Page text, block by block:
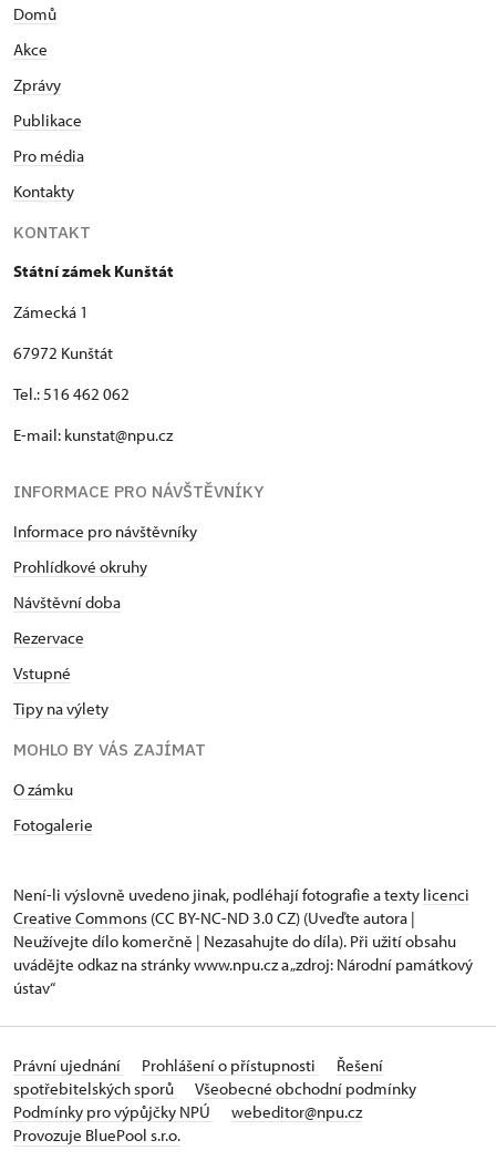
Domů
Akce
Zprávy
Publikace
Pro média
Kontakty
KONTAKT
Státní zámek Kunštát
Zámecká 1
67972 Kunštát
Tel.: 516 462 062
E-mail: kunstat@npu.cz
INFORMACE PRO NÁVŠTĚVNÍKY
Informace pro návštěvníky
Prohlídkové okruhy
Návštěvní doba
Rezervace
Vstupné
Tipy na výlety
MOHLO BY VÁS ZAJÍMAT
O zámku
Fotogalerie
Není-li výslovně uvedeno jinak, podléhají fotografie a texty licenci
Creative Commons (CC BY-NC-ND 3.0 CZ) (Uveďte autora |
Neužívejte dílo komerčně | Nezasahujte do díla). Při užití obsahu
uvádějte odkaz na stránky www.npu.cz a „zdroj: Národní památkový
ústav“
Právní ujednání Prohlášení o přístupnosti
Řešení
spotřebitelských sporů
Všeobecné obchodní podmínky
Podmínky pro výpůjčky NPÚ
webeditor@npu.cz
Provozuje BluePool s.r.o.